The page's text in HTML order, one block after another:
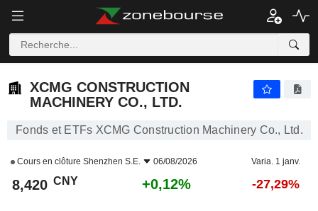
XCMG CONSTRUCTION
MACHINERY CO., LTD.
Fonds et ETFs XCMG Construction Machinery Co., Ltd.
Cours en clôture Shenzhen S.E. 06/08/2026 Varia. 1 janv.
8,420 CNY +0,12% -27,29%